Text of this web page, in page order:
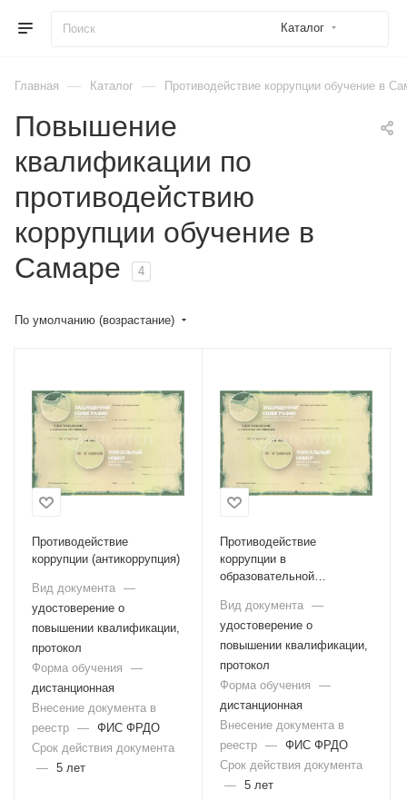
Каталог
Главная — Каталог — Противодействие коррупции обучение в
Повышение
квалификации по
противодействию
коррупции обучение в
Самаре
4
По умолчанию (возрастание)
Противодействие
коррупции (антикоррупция)
Вид документа —
удостоверение о
повышении квалификации,
протокол
Форма обучения
—
дистанционная
Внесение документа в
реестр — ФИС ФРДО
Срок действия документа
— 5 лет
Противодействие
коррупции в
образовательной
Вид документа —
удостоверение о
повышении квалификации,
протокол
Форма обучения
—
дистанционная
Внесение документа в
реестр — ФИС ФРДО
Срок действия документа
— 5 лет